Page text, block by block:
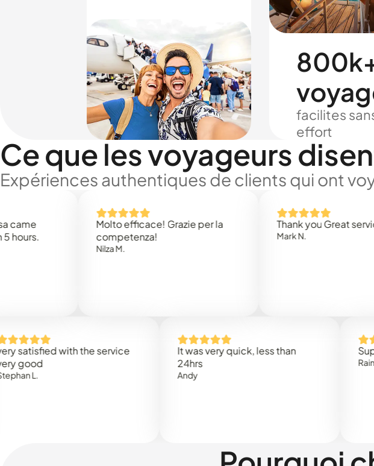
facilites
effort
Ce que les voyageurs
Expériences authentiques de clients qui ont
Molto efficace! Grazie per la
competenza!
Thank you Great service
with the service
It was very quick, less than
Super
Rainer K.